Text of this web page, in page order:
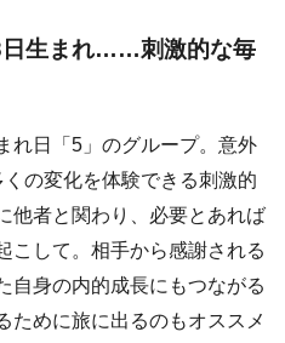
生まれ……刺激的な毎
日「5」のグループ。意外
の変化を体験できる刺激的
他者と関わり、必要とあれば
こして。相手から感謝される
自身の内的成長にもつながる
ために旅に出るのもオススメ